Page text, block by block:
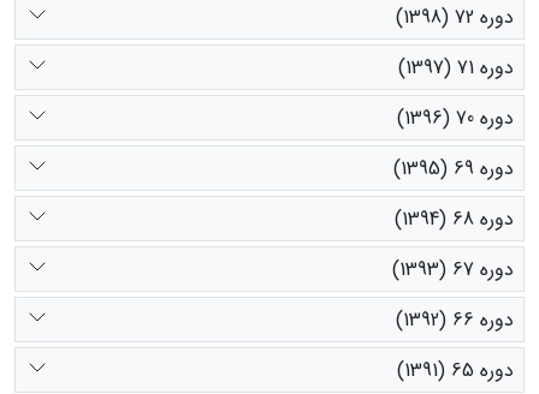
دوره 72 (1398)
دوره 71 (1397)
دوره 70 (1396)
دوره 69 (1395)
دوره 68 (1394)
دوره 67 (1393)
دوره 66 (1392)
دوره 65 (1391)